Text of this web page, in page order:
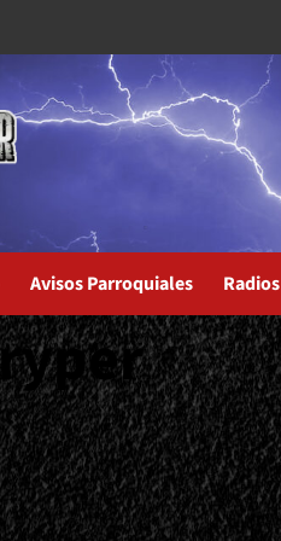
Avisos Parroquiales Radios